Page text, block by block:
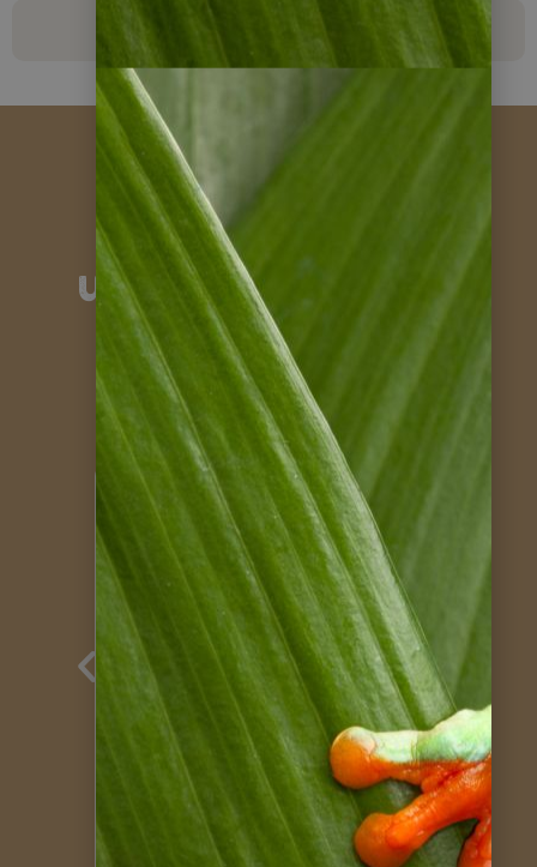
zurück zu Panama Reisen
Feedbacks zu
unseren Panama
Reisen
Genauso, wie
wir es erhofft
hatten
Ehepaar P. / Januar 2026
Maßgeschneiderte Panama
Mietwagenreise